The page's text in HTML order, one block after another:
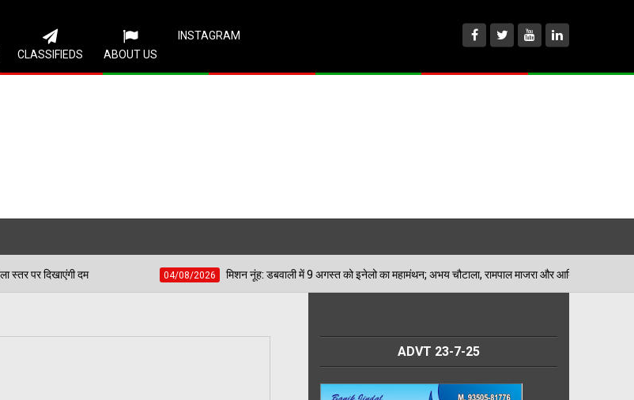
CLASSIFIEDS ABOUT US
INSTAGRAM
04/08/2026 मिशन नूंह: डबवाली में 9 अगस्त को इनेलो का महामंथन; अभय चौटाला, रामपाल माजरा और आदित्य देवीलाल भरेंगे हुंकार
ADVT 23-7-25